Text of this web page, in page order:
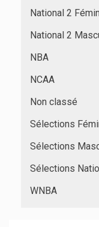
National 2
National 2
NBA
NCAA
Non classé
Sélections
Sélections
Sélections
WNBA